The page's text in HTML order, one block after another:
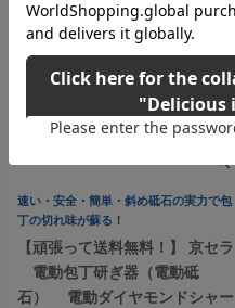
速い・安全・簡単・斜め砥石の実力で包
丁の切れ味が蘇る！
【頑張って送料無料！】 京セラ
電動包丁研ぎ器（電動砥
石） 電動ダイヤモンドシャー